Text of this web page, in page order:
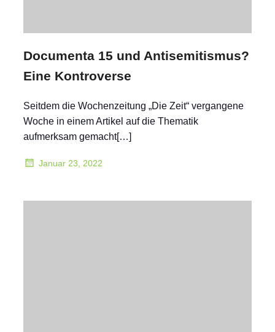
Documenta 15 und Antisemitismus?
Eine Kontroverse
Seitdem die Wochenzeitung „Die Zeit“ vergangene
Woche in einem Artikel auf die Thematik
aufmerksam gemacht[…]
Januar 23, 2022